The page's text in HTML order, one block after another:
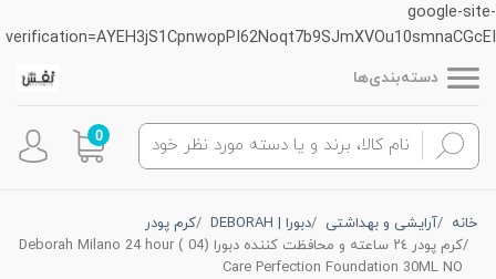
google-site-
verification=AYEH3jS1CpnwopPI62Noqt7b9SJmXVOu10smnaCGcEI
دسته‌بندی‌ها
0
خانه آرایشی و بهداشتی دبورا | DEBORAH
کرم پودر
كرم پودر ٢٤ ساعته و محافظت كننده دبورا (04 ) Deborah Milano 24 hour
Care Perfection Foundation 30ML NO